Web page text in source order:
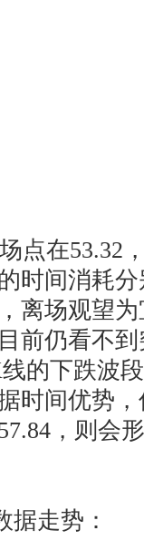
53.32，
时间消耗
离场观望
前仍看不
的下跌波
时间优势
，则会
走势：